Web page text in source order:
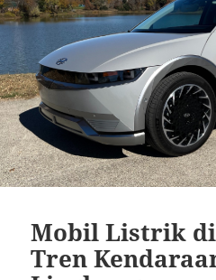
Mobil Listrik
Tren